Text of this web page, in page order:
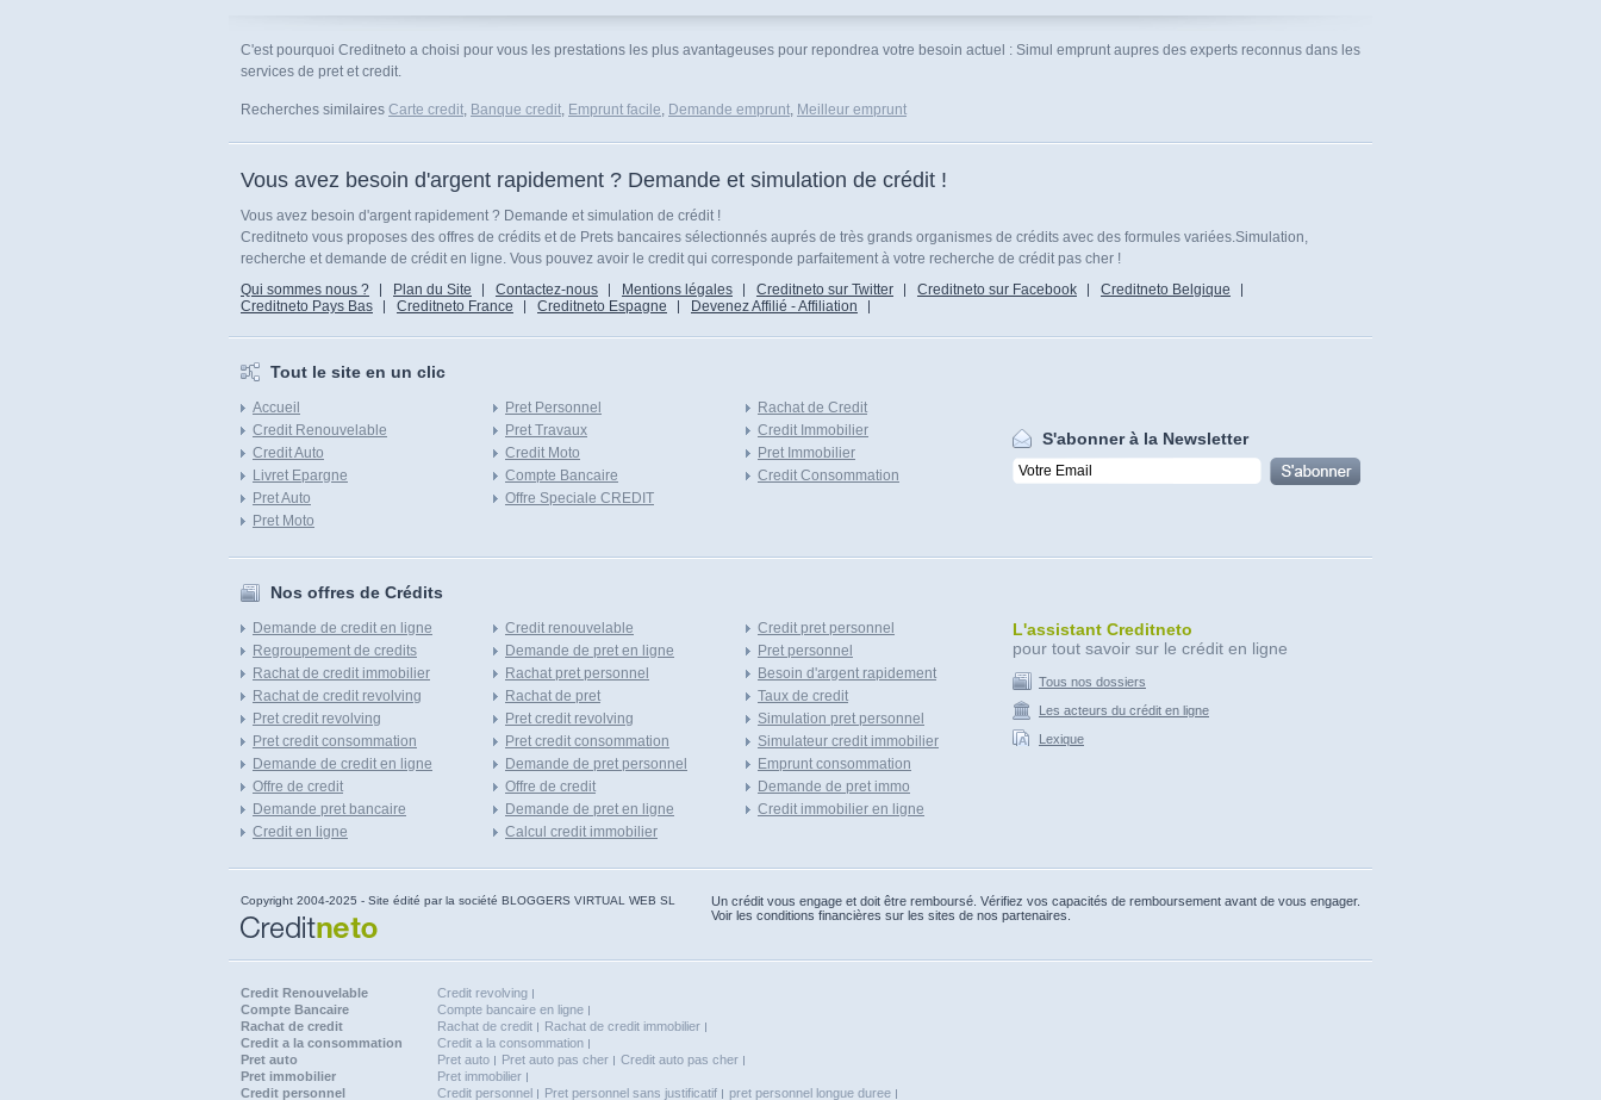
C'est pourquoi Creditneto a choisi pour vous les prestations les plus avantageuses pour repondrea votre besoin actuel : Simul emprunt aupres des experts reconnus dans les
services de pret et credit.
Recherches similaires Carte credit, Banque credit, Emprunt facile, Demande emprunt, Meilleur emprunt
Vous avez besoin d'argent rapidement ? Demande et simulation de crédit !
Vous avez besoin d'argent rapidement ? Demande et simulation de crédit !
Creditneto vous proposes des offres de crédits et de Prets bancaires sélectionnés auprés de très grands organismes de crédits avec des formules variées.Simulation,
recherche et demande de crédit en ligne. Vous pouvez avoir le credit qui corresponde parfaitement à votre recherche de crédit pas cher !
Qui sommes nous ?
Plan du Site Contactez-nous Mentions légales Creditneto sur Twitter Creditneto sur Facebook
Creditneto Belgique
Creditneto Pays Bas
Creditneto France Creditneto Espagne Devenez Affilié - Affiliation
Tout le site en un clic
Accueil
Credit Renouvelable
Credit Auto
Livret Epargne
Pret Auto
Pret Moto
Pret Personnel
Pret Travaux
Credit Moto
Compte Bancaire
Offre Speciale CREDIT
Rachat de Credit
Credit Immobilier
Pret Immobilier
Credit Consommation
S'abonner à la Newsletter
Nos offres de Crédits
Demande de credit en ligne
Regroupement de credits
Rachat de credit immobilier
Rachat de credit revolving
Pret credit revolving
Pret credit consommation
Demande de credit en ligne
Offre de credit
Demande pret bancaire
Credit en ligne
Credit renouvelable
Demande de pret en ligne
Rachat pret personnel
Rachat de pret
Pret credit revolving
Pret credit consommation
Demande de pret personnel
Offre de credit
Demande de pret en ligne
Calcul credit immobilier
Credit pret personnel
Pret personnel
Besoin d'argent rapidement
Taux de credit
Simulation pret personnel
Simulateur credit immobilier
Emprunt consommation
Demande de pret immo
Credit immobilier en ligne
L'assistant Creditneto
pour tout savoir sur le crédit en ligne
Tous nos dossiers
Les acteurs du crédit en ligne
Lexique
Copyright 2004-2025 - Site édité par la société BLOGGERS VIRTUAL WEB SL
Un crédit vous engage et doit être remboursé. Vérifiez vos capacités de remboursement avant de vous engager.
Voir les conditions financières sur les sites de nos partenaires.
Credit Renouvelable
Credit revolving
Compte Bancaire
Compte bancaire en ligne
Rachat de credit
Rachat de credit
Rachat de credit immobilier
Credit a la consommation
Credit a la consommation
Pret auto
Pret auto Pret auto pas cher
Credit auto pas cher
Pret immobilier
Pret immobilier
Credit personnel
Credit personnel Pret personnel sans justificatif pret personnel longue duree